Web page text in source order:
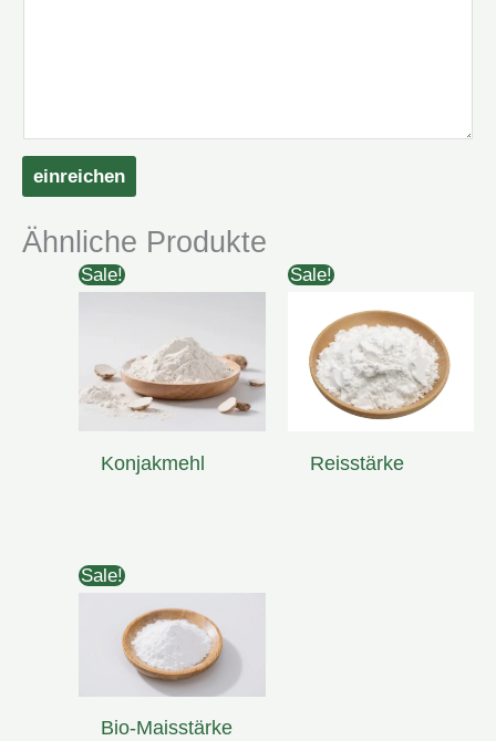
einreichen
Ähnliche Produkte
Sale!
Konjakmehl
Sale!
Reisstärke
Sale!
Bio-Maisstärke